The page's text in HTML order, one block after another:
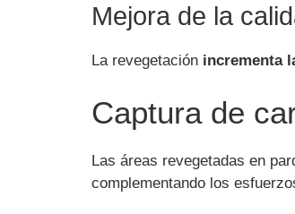
Mejora de la
La revegetación incrementa
Captura de
Las áreas revegetadas en
complementando los